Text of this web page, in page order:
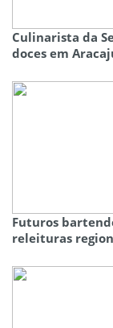
Culinarista da
doces em
Futuros
releituras